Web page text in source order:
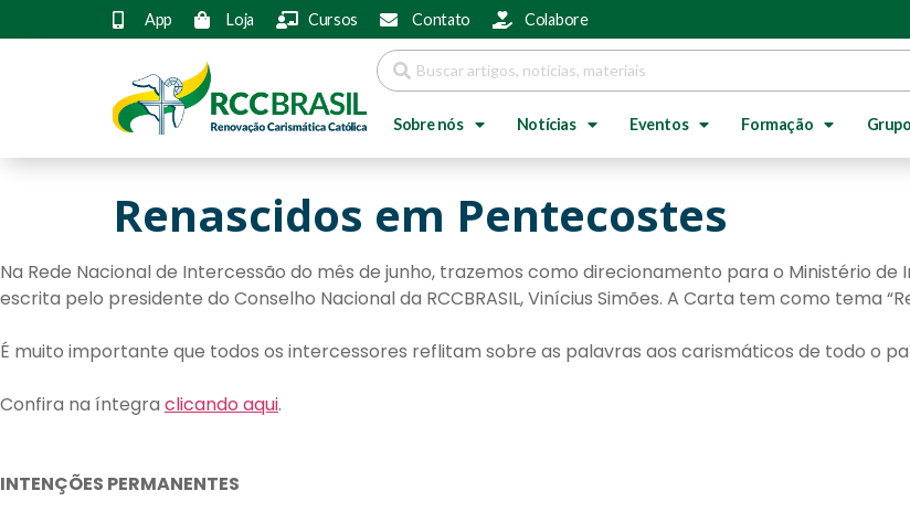
App Loja Cursos Contato Colabore
Sobre nós Notícias Eventos Formação
Renascidos em Pentecostes
Na Rede Nacional de Intercessão do mês de junho, trazemos como direcionamento para o Ministério
escrita pelo presidente do Conselho Nacional da RCCBRASIL, Vinícius Simões. A Carta tem como tema
É muito importante que todos os intercessores reflitam sobre as palavras aos carismáticos de todo o
Confira na íntegra clicando aqui.
INTENÇÕES PERMANENTES